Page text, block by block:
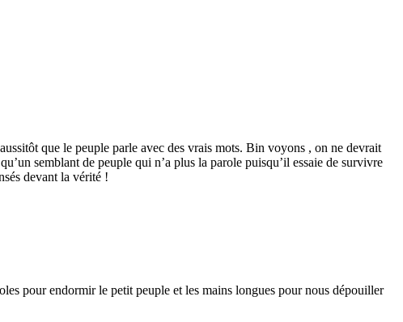
que le peuple parle avec des vrais mots. Bin voyons , on ne devrait
semblant de peuple qui n’a plus la parole puisqu’il essaie de survivre
devant la vérité !
pour endormir le petit peuple et les mains longues pour nous dépouiller